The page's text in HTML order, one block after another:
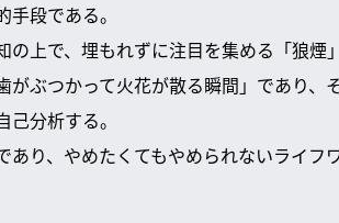
段である。
上で、埋もれずに注目を集める「狼煙
がぶつかって火花が散る瞬間」であり、
分析する。
り、やめたくてもやめられないライフ